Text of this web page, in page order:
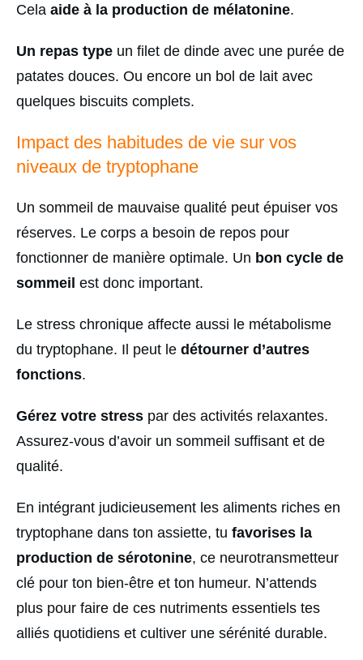
Cela aide à la production de mélatonine.
Un repas type un filet de dinde avec une purée de
patates douces. Ou encore un bol de lait avec
quelques biscuits complets.
Impact des habitudes de vie sur vos
niveaux de tryptophane
Un sommeil de mauvaise qualité peut épuiser vos
réserves. Le corps a besoin de repos pour
fonctionner de manière optimale. Un bon cycle de
sommeil est donc important.
Le stress chronique affecte aussi le métabolisme
du tryptophane. Il peut le détourner d’autres
fonctions.
Gérez votre stress par des activités relaxantes.
Assurez-vous d’avoir un sommeil suffisant et de
qualité.
En intégrant judicieusement les aliments riches en
tryptophane dans ton assiette, tu favorises la
production de sérotonine, ce neurotransmetteur
clé pour ton bien-être et ton humeur. N’attends
plus pour faire de ces nutriments essentiels tes
alliés quotidiens et cultiver une sérénité durable.